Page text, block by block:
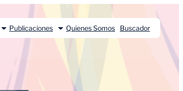
Publicaciones Quienes Somos Buscador